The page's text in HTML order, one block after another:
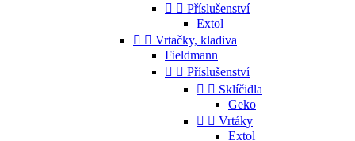
  Příslušenství
Extol
  Vrtačky, kladiva
Fieldmann
  Příslušenství
  Sklíčidla
Geko
  Vrtáky
Extol